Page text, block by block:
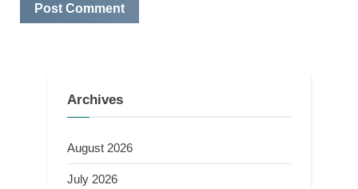
Archives
August 2026
July 2026